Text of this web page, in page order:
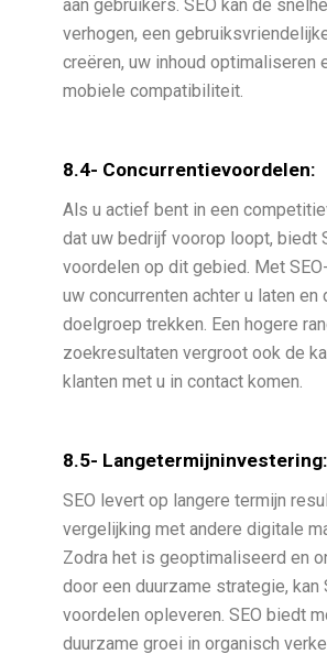
aan gebruikers. SEO kan de
verhogen, een
creëren, uw inhoud optimaliseren
mobiele compatibiliteit.
8.4- Concurrentievoordelen:
Als u actief bent in een
dat uw bedrijf voorop loopt, biedt
voordelen op dit gebied. Met
uw concurrenten achter u laten en
doelgroep trekken. Een hogere
zoekresultaten vergroot ook de
klanten met u in contact komen.
8.5- Langetermijninvestering:
SEO levert op langere termijn
vergelijking met andere digitale
Zodra het is geoptimaliseerd en
door een duurzame strategie, kan
voordelen opleveren. SEO biedt
duurzame groei in organisch